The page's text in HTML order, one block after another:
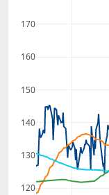
120
130
140
150
160
170